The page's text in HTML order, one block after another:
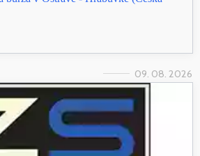
09. 08. 2026